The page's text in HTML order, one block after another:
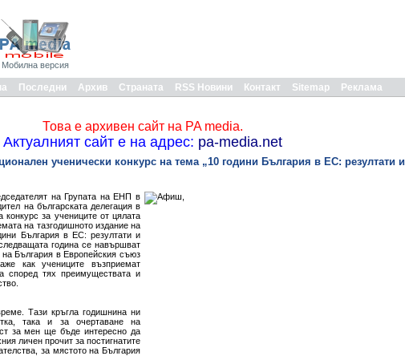
Мобилна версия
Последни Архив Страната RSS Новини Контакт Sitemap Реклама
Това е архивен сайт на PA media.
Актуалният сайт е на адрес: pa-media.net
ученически конкурс на тема „10 години България в ЕС: резултати и
на Групата на ЕНП в
на българската делегация в
конкурс за учениците от цялата
на тазгодишното издание на
България в ЕС: резултати и
година се навършват
България в Европейския съюз
как учениците възприемат
според тях преимуществата и
Тази кръгла годишнина ни
така и за очертаване на
за мен ще бъде интересно да
личен прочит за постигнатите
за мястото на България